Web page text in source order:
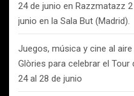
24 de junio en Razzmatazz
junio en la Sala But (Madrid).
Juegos, música y cine al
Glòries para celebrar el Tour
24 al 28 de junio